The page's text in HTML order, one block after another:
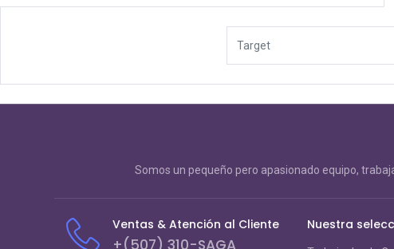
Target
Somos un pequeño pero apasionado equipo,
Ventas & Atención al Cliente
+(507) 310-SAGA
Nuestra